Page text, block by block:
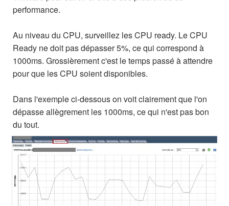
performance.
Au niveau du CPU, surveillez les CPU ready. Le CPU
Ready ne doit pas dépasser 5%, ce qui correspond à
1000ms. Grossièrement c'est le temps passé à attendre
pour que les CPU soient disponibles.
Dans l'exemple ci-dessous on voit clairement que l'on
dépasse allègrement les 1000ms, ce qui n'est pas bon
du tout.